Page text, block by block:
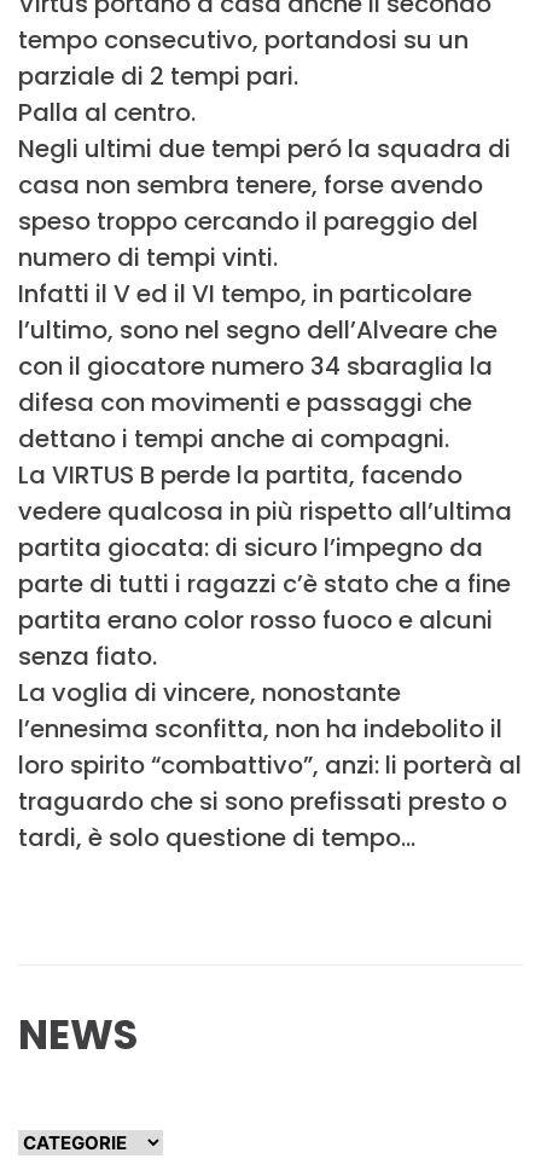
tempo consecutivo, portandosi su un
parziale di 2 tempi pari.
Palla al centro.
Negli ultimi due tempi peró la squadra di
casa non sembra tenere, forse avendo
speso troppo cercando il pareggio del
numero di tempi vinti.
Infatti il V ed il VI tempo, in particolare
l’ultimo, sono nel segno dell’Alveare che
con il giocatore numero 34 sbaraglia la
difesa con movimenti e passaggi che
dettano i tempi anche ai compagni.
La VIRTUS B perde la partita, facendo
vedere qualcosa in più rispetto all’ultima
partita giocata: di sicuro l’impegno da
parte di tutti i ragazzi c’è stato che a fine
partita erano color rosso fuoco e alcuni
senza fiato.
La voglia di vincere, nonostante
l’ennesima sconfitta, non ha indebolito il
loro spirito “combattivo”, anzi: li porterà al
traguardo che si sono prefissati presto o
tardi, è solo questione di tempo…
NEWS